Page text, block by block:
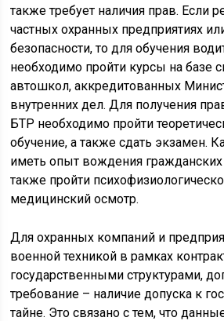
также требует наличия прав. Если
частных охранных предприятиях
безопасности, то для обучения
необходимо пройти курсы на базе
автошкол, аккредитованных
внутренних дел. Для получения
БТР необходимо пройти
обучение, а также сдать экзамен.
иметь опыт вождения
также пройти
медицинский осмотр.
Для охранных компаний и
военной техникой в рамках
государственными структурами,
требование – наличие допуска к
тайне. Это связано с тем, что